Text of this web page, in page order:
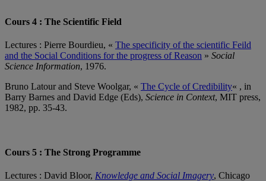
Cours 4 : The Scientific Field
Lectures : Pierre Bourdieu, « The specificity of the scientific Feild
and the Social Conditions for the progress of Reason » Social
Science Information, 1976.
Bruno Latour and Steve Woolgar, « The Cycle of Credibility« , in
Barry Barnes and David Edge (Eds), Science in Context, MIT press,
1982, pp. 35-43.
Cours 5 : The Strong Programme
Lectures : David Bloor, Knowledge and Social Imagery, Chicago